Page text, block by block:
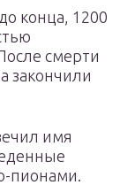
конца, 1200
смерти
закончили
имя
пионами.